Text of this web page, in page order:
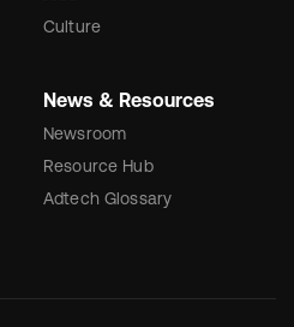
Culture
News & Resources
Newsroom
Resource Hub
Adtech Glossary